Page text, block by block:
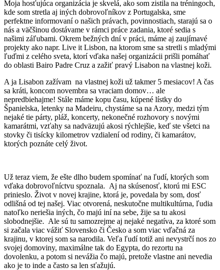
Moja hosťujúca organizácia je skvelá, ako som zistila na tréningoch,
kde som stretla aj iných dobrovoľníkov z Portugalska, sme
perfektne informovaní o našich právach, povinnostiach, starajú sa o
nás a väčšinou dostávame v rámci práce zadania, ktoré sedia s
našimi záľubami. Okrem bežných dní v práci, máme aj zaujímavé
projekty ako napr. Live it Lisbon, na ktorom sme sa stretli s mladými
ľuďmi z celého sveta, ktorí vďaka našej organizácii prišli pomáhať
do oblasti Bairo Padre Cruz a zažiť pravý Lisabon na vlastnej koži.
A ja Lisabon zažívam na vlastnej koži už takmer 5 mesiacov! A čas
sa kráti, koncom novembra sa vraciam domov… ale
nepredbiehajme! Stále máme kopu času, kúpené lístky do
Španielska, letenky na Madeiru, chystáme sa na Azory, medzi tým
nejaké tie párty, pláž, koncerty, nekonečné rozhovory s novými
kamarátmi, vzťahy sa nadväzujú akosi rýchlejšie, keď ste všetci na
stovky či tisícky kilometrov vzdialení od rodiny, či kamarátov,
ktorých poznáte celý život.
Už teraz viem, že ešte dlho budem spomínať na ľudí, ktorých som
vďaka dobrovoľníctvu spoznala. Aj na skúsenosť, ktorú mi ESC
prinieslo. Život v novej krajine, ktorá je, povedala by som, dosť
odlišná od tej našej. Viac otvorená, neskutočne multikultúrna, ľudia
natoľko neriešia iných, čo majú iní na sebe, žije sa tu akosi
slobodnejšie. Ale sú tu samozrejme aj nejaké negatíva, za ktoré som
si začala viac vážiť Slovensko či Česko a som viac vďačná za
krajinu, v ktorej som sa narodila. Veľa ľudí totiž ani nevystrčí nos zo
svojej domoviny, maximálne tak do Egypta, do rezortu na
dovolenku, a potom si nevážia čo majú, pretože vlastne ani nevedia
ako je to inde a často sa len sťažujú.